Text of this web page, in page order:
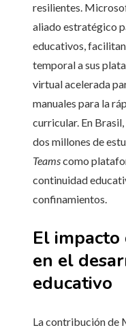
resilientes.
aliado estratégico
educativos,
temporal a sus
virtual acelerada
manuales para la
curricular. En
dos millones de
Teamscomo
continuidad
confinamientos.
El
en el
educativo
La contribución de